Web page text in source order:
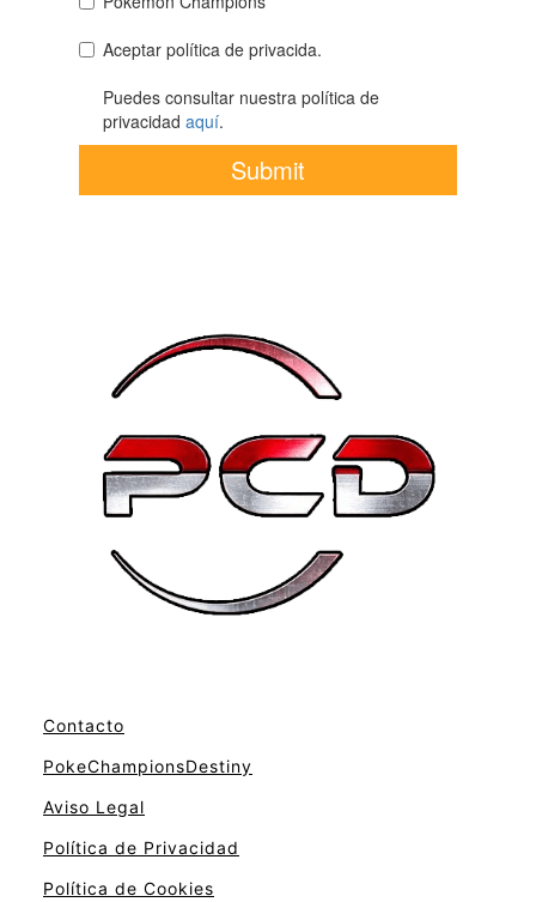
Contacto
PokeChampionsDestiny
Aviso Legal
Política de Privacidad
Política de Cookies